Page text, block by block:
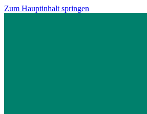
Zum Hauptinhalt springen